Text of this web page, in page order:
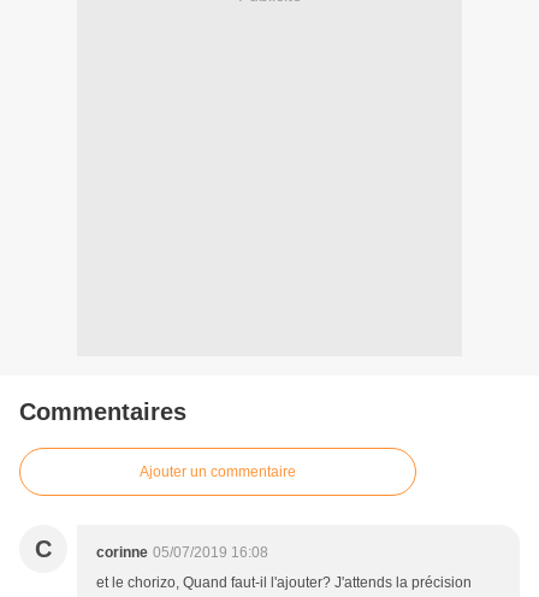
Commentaires
Ajouter un commentaire
C corinne 05/07/2019 16:08
et le chorizo, Quand faut-il l'ajouter? J'attends la précision